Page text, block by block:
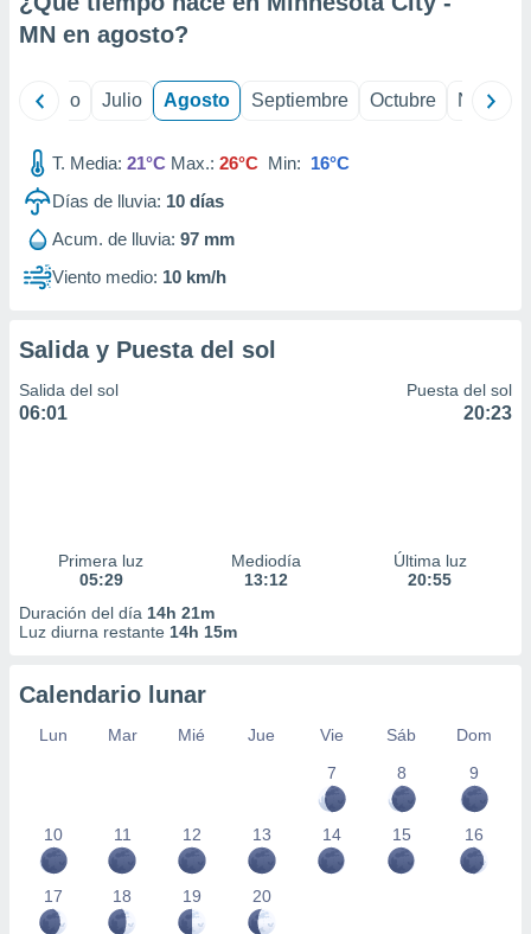
e
publicidad
publicidad
de
MN en agosto?
Junio Julio Agosto Septiembre Octubre
T. Media: 21°C Max.: 26°C Min: 16°C
Días de lluvia: 10 días
Acum. de lluvia: 97 mm
Viento medio: 10 km/h
Salida y Puesta del sol
Salida del sol
06:01
Puesta del sol
20:23
Primera luz
05:29
Mediodía
13:12
Última luz
20:55
Duración del día 14h 21m
Luz diurna restante 14h 15m
Calendario lunar
Lun Mar Mié Jue Vie Sáb
Dom
7
8 9
10 11 12 13 14 15 16
17 18 19 20